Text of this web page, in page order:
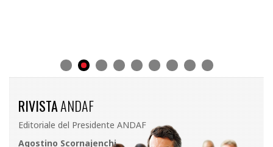
RIVISTAANDAF
Editoriale del Presidente ANDAF
Agostino Scornajenchi